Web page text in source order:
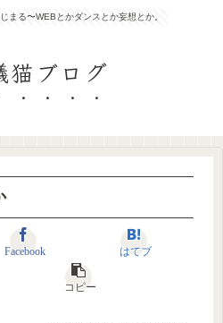
まる〜WEBとかダンスとか妄想とか。
猫ブログ
Facebook はてブ
コピー